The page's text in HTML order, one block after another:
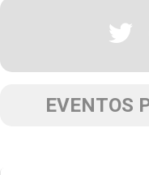
EVENTOS